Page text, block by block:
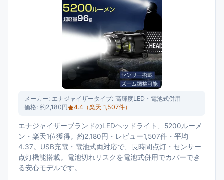
メーカー: エナジャイザータイプ: 高輝度LED・電池式併用
価格: 約2,180円 4.4 （楽天 1,507件）
エナジャイザーブランドのLEDヘッドライト、5200ルーメ
ン・楽天1位獲得。約2,180円・レビュー1,507件・平均
4.37。USB充電・電池式両対応で、長時間点灯・センサー
点灯機能搭載。電池切れリスクを電池式併用でカバーでき
る安心モデルです。